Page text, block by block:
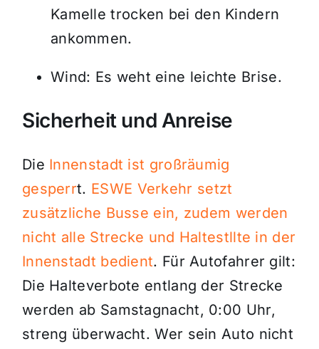
Kamelle trocken bei den Kindern
ankommen.
Wind: Es weht eine leichte Brise.
Sicherheit und Anreise
Die Innenstadt ist großräumig
gesperrt. ESWE Verkehr setzt
zusätzliche Busse ein, zudem werden
nicht alle Strecke und Haltestllte in der
Innenstadt bedient. Für Autofahrer gilt:
Die Halteverbote entlang der Strecke
werden ab Samstagnacht, 0:00 Uhr,
streng überwacht. Wer sein Auto nicht